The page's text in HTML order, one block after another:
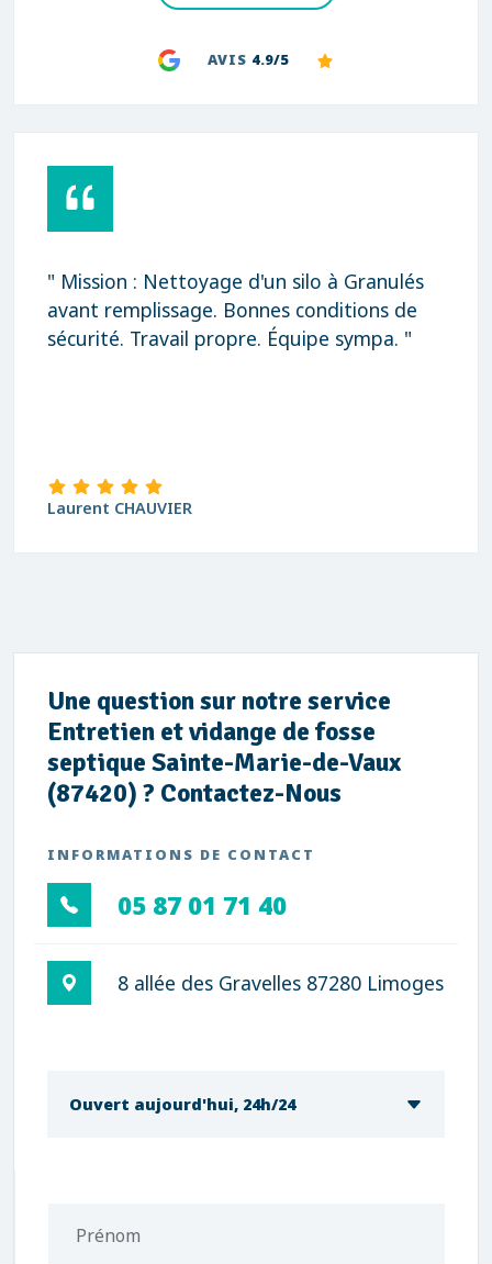
AVIS 4.9/5
Mission : Nettoyage d'un silo à Granulés
remplissage. Bonnes conditions de
Travail propre. Équipe sympa. "
CHAUVIER
Une question sur notre service
Entretien et vidange de fosse
septique Sainte-Marie-de-Vaux
(87420) ? Contactez-Nous
INFORMATIONS DE CONTACT
05 87 01 71 40
8 allée des Gravelles 87280 Limoges
Ouvert aujourd'hui, 24h/24
Prénom